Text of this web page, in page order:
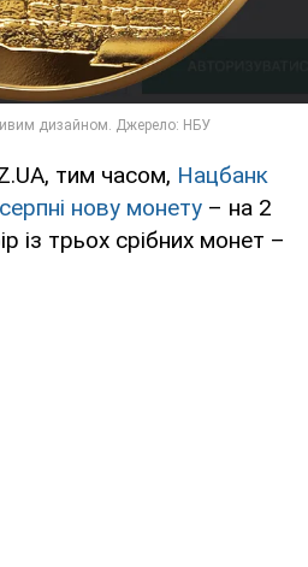
тим часом, Нацбанк
нову монету – на 2
із трьох срібних монет –